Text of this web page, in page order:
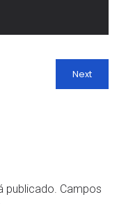
Next
publicado. Campos